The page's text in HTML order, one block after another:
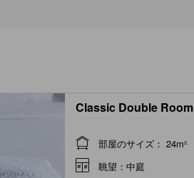
Classic Double Room
部屋のサイズ： 24m²
眺望：中庭